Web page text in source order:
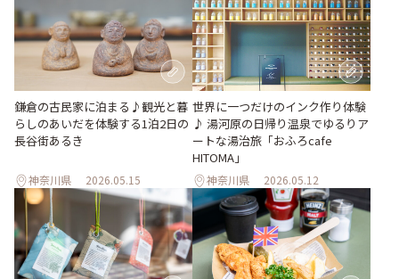
鎌倉の古民家に泊まる♪観光と暮
らしのあいだを体験する1泊2日の
長谷街あるき
神奈川県 2026.05.15
世界に一つだけのインク作り体験
♪ 湯河原の日帰り温泉でゆるりア
ートな湯治旅「おふろcafe
HITOMA」
神奈川県 2026.05.12